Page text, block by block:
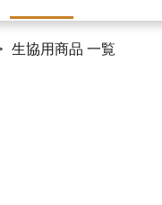
生協用商品 一覧